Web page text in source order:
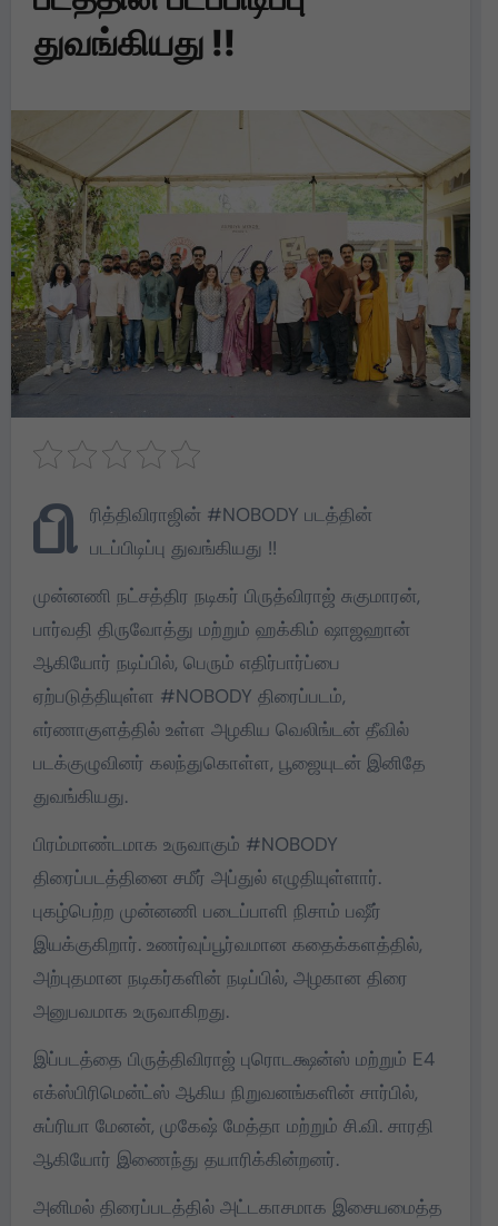
துவங்கியது !!
பி ரித்திவிராஜின் #NOBODY படத்தின்
படப்பிடிப்பு துவங்கியது !!
முன்னணி நட்சத்திர நடிகர் பிருத்விராஜ் சுகுமாரன்,
பார்வதி திருவோத்து மற்றும் ஹக்கிம் ஷாஜஹான்
ஆகியோர் நடிப்பில், பெரும் எதிர்பார்ப்பை
ஏற்படுத்தியுள்ள #NOBODY திரைப்படம்,
எர்ணாகுளத்தில் உள்ள அழகிய வெலிங்டன் தீவில்
படக்குழுவினர் கலந்துகொள்ள, பூஜையுடன் இனிதே
துவங்கியது.
பிரம்மாண்டமாக உருவாகும் #NOBODY
திரைப்படத்தினை சமீர் அப்துல் எழுதியுள்ளார்.
புகழ்பெற்ற முன்னணி படைப்பாளி நிசாம் பஷீர்
இயக்குகிறார். உணர்வுப்பூர்வமான கதைக்களத்தில்,
அற்புதமான நடிகர்களின் நடிப்பில், அழகான திரை
அனுபவமாக உருவாகிறது.
இப்படத்தை பிருத்திவிராஜ் புரொடக்ஷன்ஸ் மற்றும் E4
எக்ஸ்பிரிமென்ட்ஸ் ஆகிய நிறுவனங்களின் சார்பில்,
சுப்ரியா மேனன், முகேஷ் மேத்தா மற்றும் சி.வி. சாரதி
ஆகியோர் இணைந்து தயாரிக்கின்றனர்.
அனிமல் திரைப்படத்தில் அட்டகாசமாக இசையமைத்த